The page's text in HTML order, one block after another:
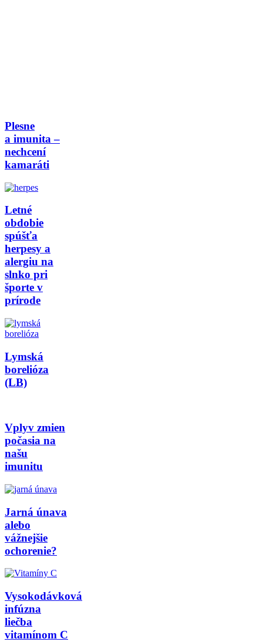
Plesne
a imunita –
nechcení
kamaráti
Letné
obdobie
spúšťa
herpesy a
alergiu na
slnko pri
športe v
prírode
Lymská
borelióza
(LB)
Vplyv zmien
počasia na
našu
imunitu
Jarná únava
alebo
vážnejšie
ochorenie?
Vysokodávková
infúzna
liečba
vitamínom C